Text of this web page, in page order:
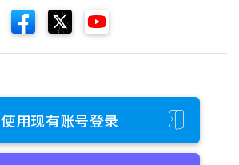
使用现有账号登录